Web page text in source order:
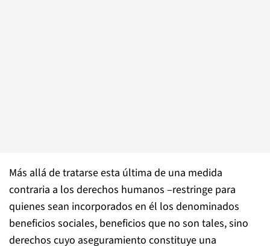
Más allá de tratarse esta última de una medida
contraria a los derechos humanos –restringe para
quienes sean incorporados en él los denominados
beneficios sociales, beneficios que no son tales, sino
derechos cuyo aseguramiento constituye una